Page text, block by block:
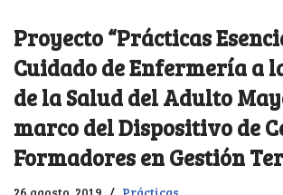
Proyecto “Prácticas
Cuidado de Enfermería a
de la Salud del Adulto
marco del Dispositivo de
Formadores en Gestión